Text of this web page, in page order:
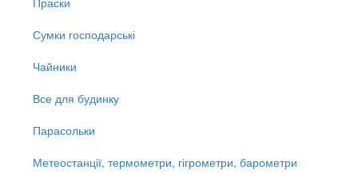
Сумки господарські
Чайники
Все для будинку
Парасольки
Метеостанції, термометри, гігрометри, барометри